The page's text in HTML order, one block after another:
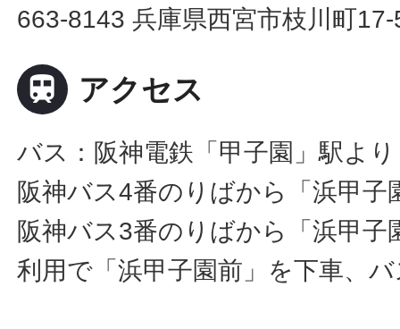
663-8143 兵庫県西宮市枝川町17-
 アクセス
バス：阪神電鉄「甲子園」駅より
阪神バス4番のりばから「浜甲子
阪神バス3番のりばから「浜甲子
利用で「浜甲子園前」を下車、